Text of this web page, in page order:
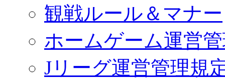
観戦ルール＆マナー
ホームゲーム運営
Jリーグ運営管理規